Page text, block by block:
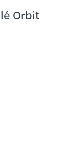
Orbit